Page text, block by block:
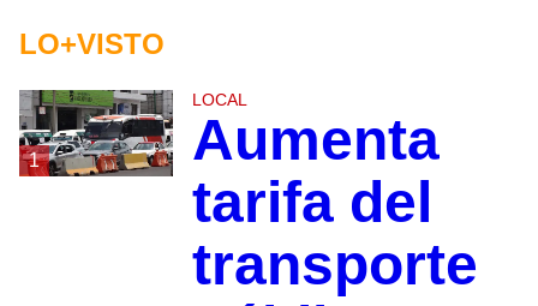
LO+VISTO
1
LOCAL
Aumenta
tarifa del
transporte